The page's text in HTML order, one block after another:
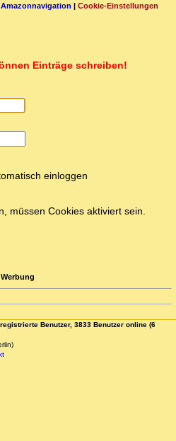
Amazonnavigation | Cookie-Einstellungen
Einträge schreiben!
einloggen
müssen Cookies aktiviert sein.
Werbung
Benutzer, 3833 Benutzer online (6